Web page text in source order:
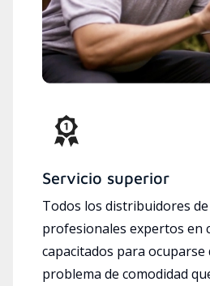
Servicio superior
Todos los distribuidores
profesionales expertos en
capacitados para ocuparse
problema de comodidad